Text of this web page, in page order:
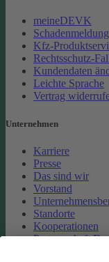
meineDEVK
Schadenmeldung
Kfz-
Rechtsschutz-
Kundendaten
Leichte Sprache
Vertrag
Unternehmen
Karriere
Presse
Das sind wir
Vorstand
Standorte
Kooperationen
Partnerschaft